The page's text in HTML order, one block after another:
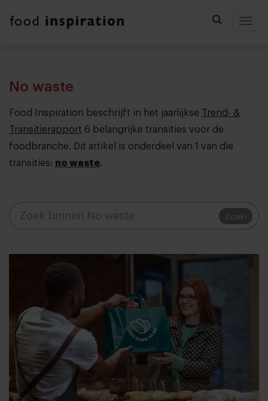
No waste
Food Inspiration beschrijft in het jaarlijkse
Trend- &
Transitierapport 6 belangrijke transities voor de
foodbranche. Dit artikel is onderdeel van 1 van die
transities: no waste.
Zoek!